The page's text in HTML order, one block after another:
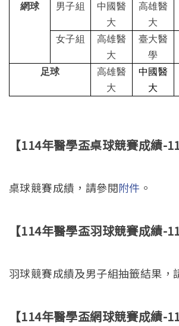
網球
男子組
中國醫
大
高雄醫
大
女子組
高雄醫
大
臺大醫
學
足球
高雄醫
大
中國醫
大
【114年醫學盃桌球競賽成績-
桌球競賽成績，請參閱附件 。
【114年醫學盃羽球競賽成績-
羽球競賽成績及男子組抽籤結果，
【114年醫學盃網球競賽成績-